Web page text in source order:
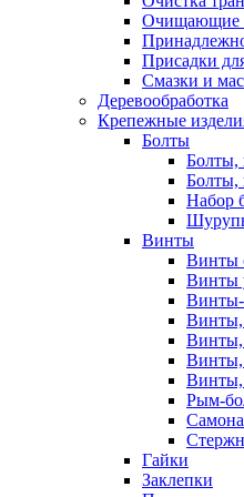
Очищающие
Присадки
Смазки и
Деревообработка
Крепежные
Болты
Болты,
Болты,
Набор
Винты
Винты
Винты
Винты,
Винты,
Винты,
Винты,
Рым-
Гайки
Заклепки